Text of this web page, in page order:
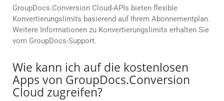
GroupDocs.Conversion Cloud-APIs bieten flexible
Konvertierungslimits basierend auf Ihrem Abonnementplan.
Weitere Informationen zu Konvertierungslimits erhalten Sie
vom GroupDocs-Support.
Wie kann ich auf die kostenlosen
Apps von GroupDocs.Conversion
Cloud zugreifen?